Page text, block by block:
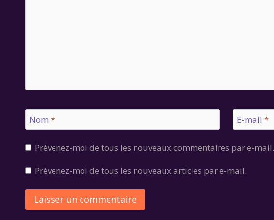
Nom * E-mail *
Prévenez-moi de tous les nouveaux commentaires par e-mail.
Prévenez-moi de tous les nouveaux articles par e-mail.